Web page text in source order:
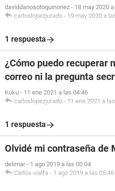
daviddariosotoquinonez - 18 may 2020
carloslopezjurado - 19 may 2020 a
1 respuesta
¿Cómo puedo recuperar
correo ni la pregunta
Kuku - 11 ene 2021 a las 04:46
carloslopezjurado - 11 ene 2021 a
1 respuesta
Olvidé mi contraseña de
delimar - 1 ago 2019 a las 00:04
Carlos-vialfa - 1 ago 2019 a las 05:46